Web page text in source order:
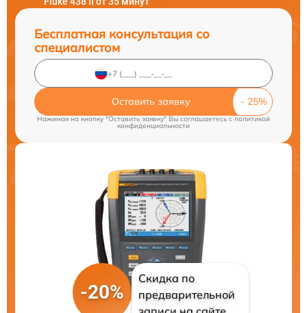
Бесплатная консультация со
специалистом
Оставить заявку
Нажимая на кнопку "Оставить заявку" Вы соглашаетесь cполитикой
конфиденциальности
-20%
Скидка по
предварительной